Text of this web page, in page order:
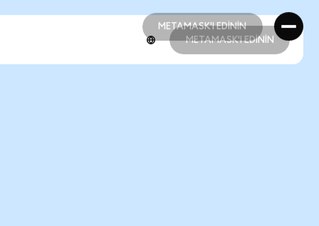
METAMASK'I EDİNİN
METAMASK'I EDİNİN
METAMASK'I EDİNİN